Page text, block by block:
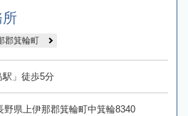
所
郡箕輪町
」徒歩5分
野県上伊那郡箕輪町中箕輪8340